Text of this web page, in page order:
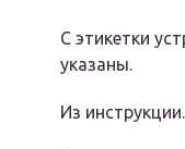
С этикетки
указаны.
Из инструкции.